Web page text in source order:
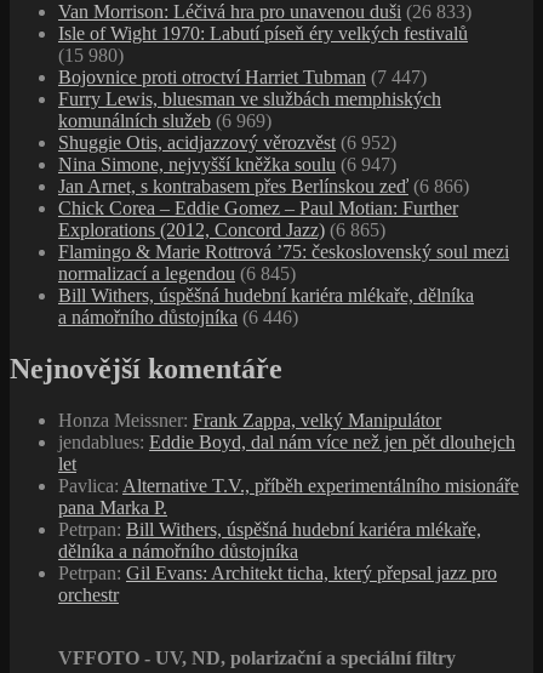
Van Morrison: Léčivá hra pro unavenou duši (26 833)
Isle of Wight 1970: Labutí píseň éry velkých festivalů
(15 980)
Bojovnice proti otroctví Harriet Tubman (7 447)
Furry Lewis, bluesman ve službách memphiských
komunálních služeb (6 969)
Shuggie Otis, acidjazzový věrozvěst (6 952)
Nina Simone, nejvyšší kněžka soulu (6 947)
Jan Arnet, s kontrabasem přes Berlínskou zeď (6 866)
Chick Corea – Eddie Gomez – Paul Motian: Further
Explorations (2012, Concord Jazz) (6 865)
Flamingo & Marie Rottrová ’75: československý soul mezi
normalizací a legendou (6 845)
Bill Withers, úspěšná hudební kariéra mlékaře, dělníka
a námořního důstojníka (6 446)
Nejnovější komentáře
Honza Meissner: Frank Zappa, velký Manipulátor
jendablues: Eddie Boyd, dal nám více než jen pět dlouhejch
let
Pavlica: Alternative T.V., příběh experimentálního misionáře
pana Marka P.
Petrpan: Bill Withers, úspěšná hudební kariéra mlékaře,
dělníka a námořního důstojníka
Petrpan: Gil Evans: Architekt ticha, který přepsal jazz pro
orchestr
VFFOTO - UV, ND, polarizační a speciální filtry